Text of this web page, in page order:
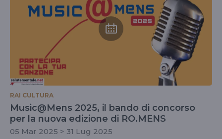
RAI CULTURA
Music@Mens 2025, il bando di concorso
per la nuova edizione di RO.MENS
05 Mar 2025 > 31 Lug 2025